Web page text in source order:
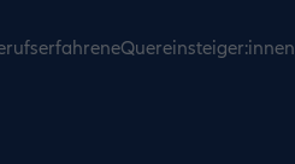
Quereinsteiger:innen